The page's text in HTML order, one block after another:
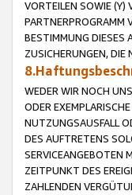
VORTEILEN SOWIE (Y)
PARTNERPROGRAMM
BESTIMMUNG DIESES
ZUSICHERUNGEN, DIE
WEDER WIR NOCH
ODER
NUTZUNGSAUSFALL
DES AUFTRETENS
SERVICEANGEBOTEN
ZEITPUNKT DES
ZAHLENDEN